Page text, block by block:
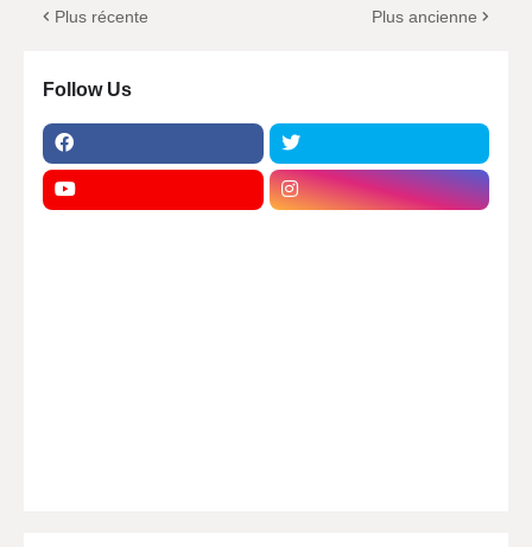
Plus récente Plus ancienne
Follow Us